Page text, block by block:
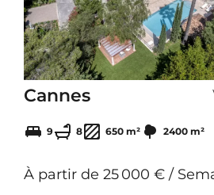
selection
Cannes
9 8 650 m² 2400 m²
À partir de 25 000 € /